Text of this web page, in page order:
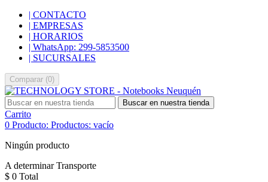
| CONTACTO
| EMPRESAS
| HORARIOS
| WhatsApp: 299-5853500
| SUCURSALES
Comparar (0)
Buscar en nuestra tienda
Carrito
0 Producto: Productos: vacío
Ningún producto
A determinarTransporte
$ 0 Total